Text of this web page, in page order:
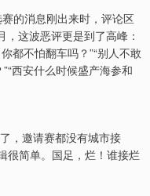
的消息刚出来时，评论区
，这波恶评更是到了高峰：
都不怕翻车吗？”“别人不敢
西安什么时候盛产海参和
，邀请赛都没有城市接
很简单。国足，烂！谁接烂